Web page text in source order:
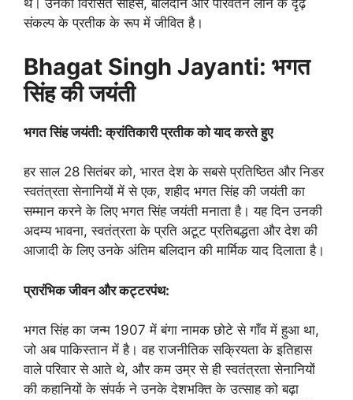
थे। उनकी विरासत साहस, बलिदान और परिवर्तन लाने के दृढ़
संकल्प के प्रतीक के रूप में जीवित है।
Bhagat Singh Jayanti: भगत
सिंह की जयंती
भगत सिंह जयंती: क्रांतिकारी प्रतीक को याद करते हुए
हर साल 28 सितंबर को, भारत देश के सबसे प्रतिष्ठित और निडर
स्वतंत्रता सेनानियों में से एक, शहीद भगत सिंह की जयंती का
सम्मान करने के लिए भगत सिंह जयंती मनाता है। यह दिन उनकी
अदम्य भावना, स्वतंत्रता के प्रति अटूट प्रतिबद्धता और देश की
आजादी के लिए उनके अंतिम बलिदान की मार्मिक याद दिलाता है।
प्रारंभिक जीवन और कट्टरपंथ:
भगत सिंह का जन्म 1907 में बंगा नामक छोटे से गाँव में हुआ था,
जो अब पाकिस्तान में है। वह राजनीतिक सक्रियता के इतिहास
वाले परिवार से आते थे, और कम उम्र से ही स्वतंत्रता सेनानियों
की कहानियों के संपर्क ने उनके देशभक्ति के उत्साह को बढ़ा